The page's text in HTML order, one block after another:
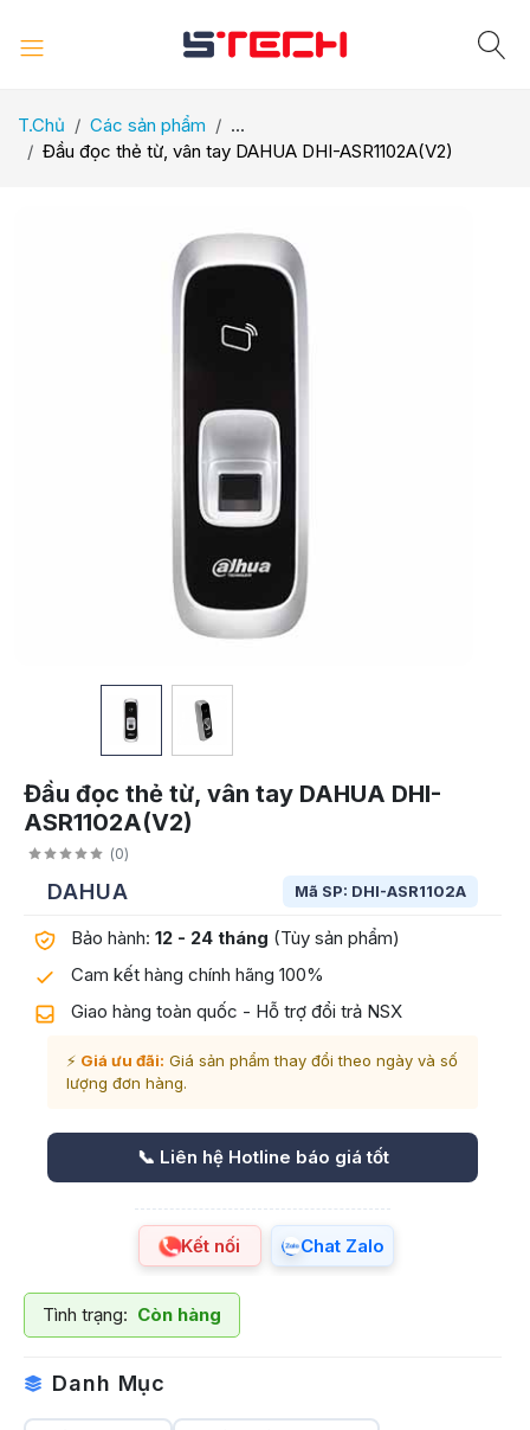
T.Chủ Các sản phẩm
...
Đầu đọc thẻ từ, vân tay DAHUA DHI-ASR1102A(V2)
Đầu đọc thẻ từ, vân tay DAHUA DHI-
ASR1102A(V2)
(0)
DAHUA Mã SP: DHI-ASR1102A
Bảo hành: 12 - 24 tháng (Tùy sản phẩm)
Cam kết hàng chính hãng 100%
Giao hàng toàn quốc - Hỗ trợ đổi trả NSX
⚡ Giá ưu đãi: Giá sản phẩm thay đổi theo ngày và số
lượng đơn hàng.
📞 Liên hệ Hotline báo giá tốt
Kết nối Chat Zalo
Tình trạng: Còn hàng
Danh Mục